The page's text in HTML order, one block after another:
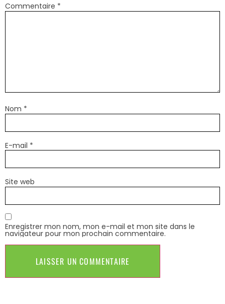
Commentaire *
Nom *
E-mail *
Site web
Enregistrer mon nom, mon e-mail et mon site dans le
navigateur pour mon prochain commentaire.